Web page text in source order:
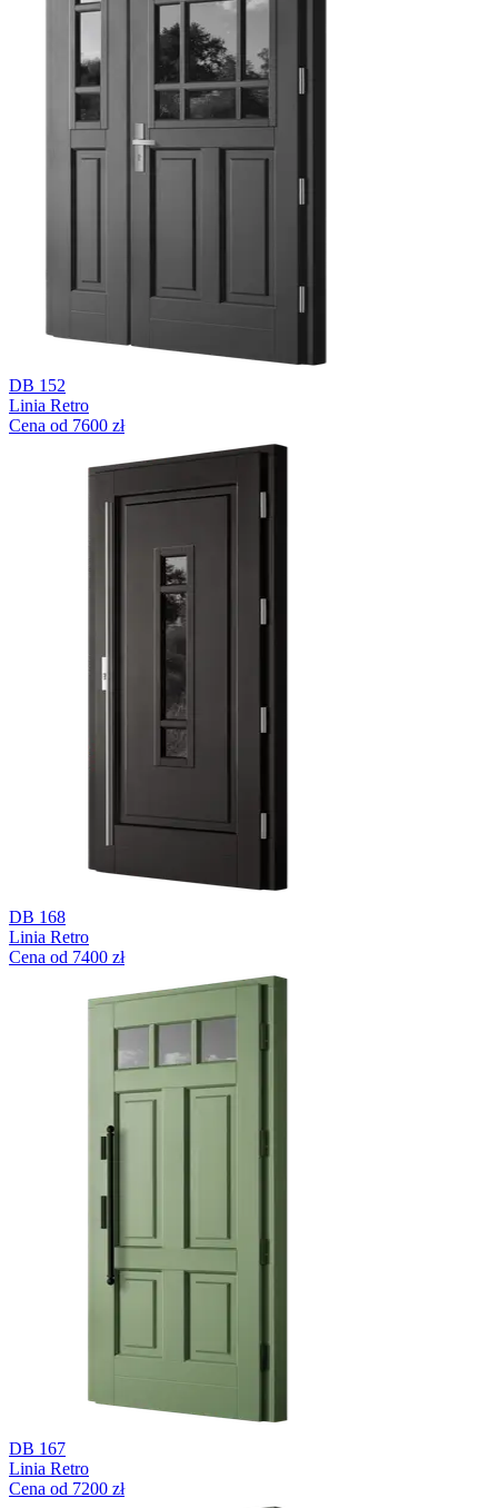
DB 152
Linia Retro
Cena od 7600 zł
DB 168
Linia Retro
Cena od 7400 zł
DB 167
Linia Retro
Cena od 7200 zł